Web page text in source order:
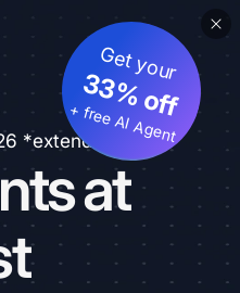
*extended
at
Get your
33% off
+ free AI Agent